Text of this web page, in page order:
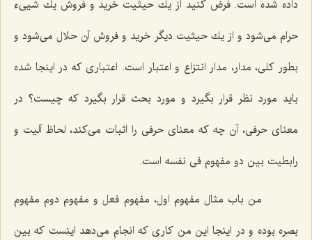
داده شده است. فرض كنید از یك حیثیت خرید و فروش یك شیى‌ء
حرام مى‌شود و از یك حیثیت دیگر خرید و فروش آن حلال مى‌شود و
بطور كلى، مدار، مدار انتزاع و اعتبار است. اعتبارى كه در اینجا شده
باید مورد نظر قرار بگیرد و مورد بحث قرار بگیرد كه چیست؟ در
معناى حرفى، آن چه كه معناى حرفى را اثبات مى‌كند، لحاظ آلیت و
رابطیت بین دو مفهوم فى نفسه است.
من باب مثال مفهوم اول، مفهوم فعل و مفهوم دوم مفهوم
بصره بوده و در اینجا این من كارى كه انجام مى‌دهد اینست كه بین